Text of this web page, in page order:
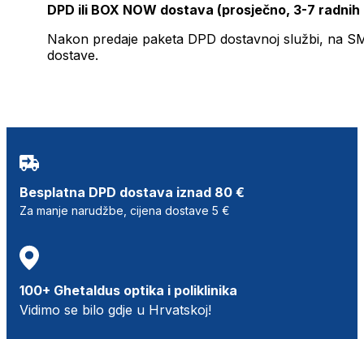
DPD ili BOX NOW dostava (prosječno, 3-7 radnih
Nakon predaje paketa DPD dostavnoj službi, na
dostave.
Besplatna DPD dostava iznad 80 €
Za manje narudžbe, cijena dostave 5 €
100+ Ghetaldus optika i poliklinika
Vidimo se bilo gdje u Hrvatskoj!